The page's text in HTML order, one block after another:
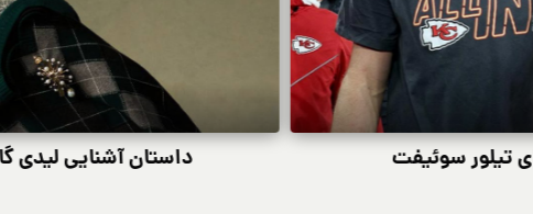
تیلور سوئیفت داستان آشنایی لیدی